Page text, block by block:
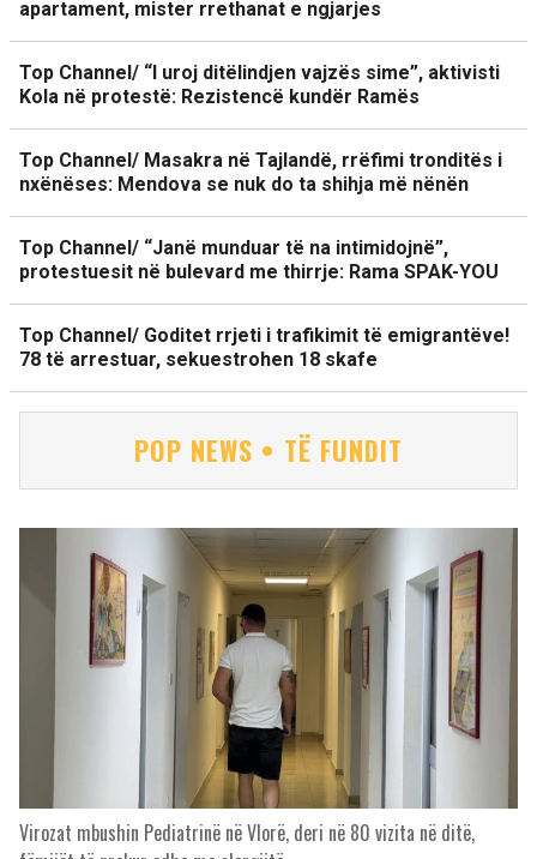
apartament, mister rrethanat e ngjarjes
Top Channel/ “I uroj ditëlindjen vajzës sime”, aktivisti
Kola në protestë: Rezistencë kundër Ramës
Top Channel/ Masakra në Tajlandë, rrëfimi tronditës i
nxënëses: Mendova se nuk do ta shihja më nënën
Top Channel/ “Janë munduar të na intimidojnë”,
protestuesit në bulevard me thirrje: Rama SPAK-YOU
Top Channel/ Goditet rrjeti i trafikimit të emigrantëve!
78 të arrestuar, sekuestrohen 18 skafe
POP NEWS • TË FUNDIT
Virozat mbushin Pediatrinë në Vlorë, deri në 80 vizita në ditë,